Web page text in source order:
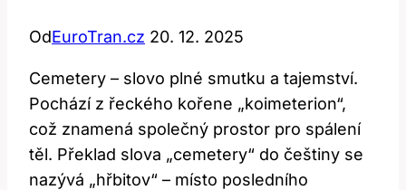
OdEuroTran.cz 20. 12. 2025
Cemetery – slovo plné smutku a tajemství.
Pochází z řeckého kořene „koimeterion“,
což znamená společný prostor pro spálení
těl. Překlad slova „cemetery“ do češtiny se
nazývá „hřbitov“ – místo posledního